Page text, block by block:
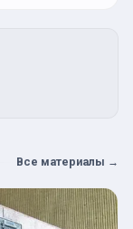
Все материалы →